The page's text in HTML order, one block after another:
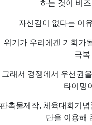
하는 것이 비
자신감이 없다는 이
위기가 우리에겐 기회가
극복
그래서 경쟁에서 우선권
타이밍
판촉물제작, 체육대회기
단을 이용해